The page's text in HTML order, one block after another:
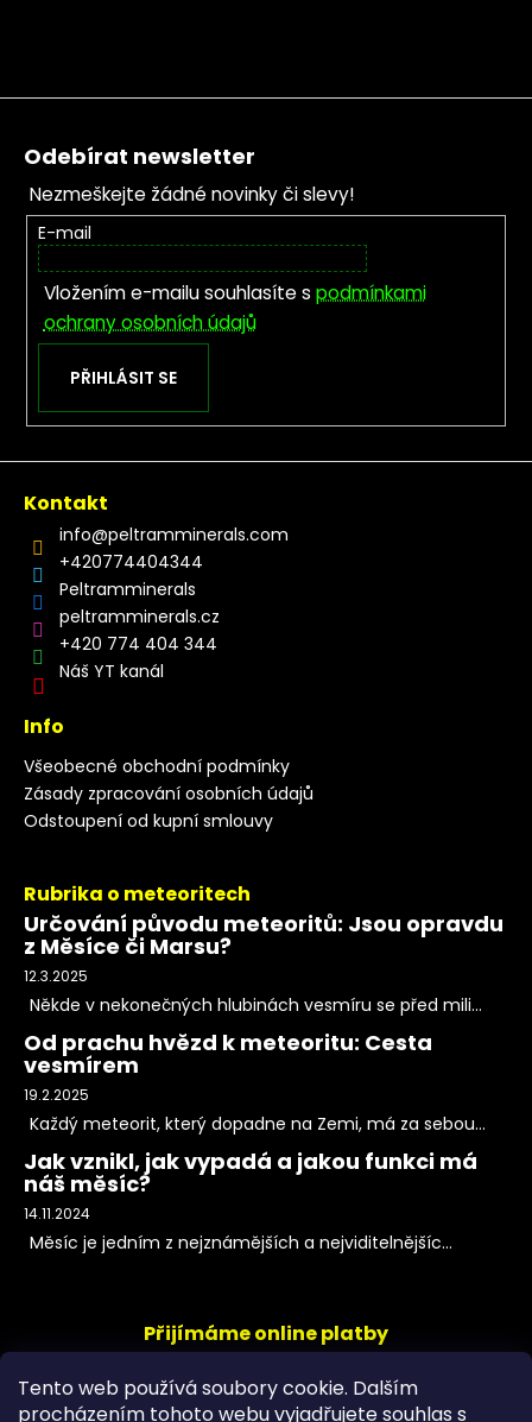
Tento web používá soubory cookie. Dalším
procházením tohoto webu vyjadřujete souhlas s
Zápatí
Odebírat newsletter
Nezmeškejte žádné novinky či slevy!
E-mail
Vložením e-mailu souhlasíte s podmínkami
ochrany osobních údajů
PŘIHLÁSIT SE
Kontakt
info@peltramminerals.com
+420774404344
Peltramminerals
peltramminerals.cz
+420 774 404 344
Náš YT kanál
Info
Všeobecné obchodní podmínky
Zásady zpracování osobních údajů
Odstoupení od kupní smlouvy
Rubrika o meteoritech
Určování původu meteoritů: Jsou opravdu
z Měsíce či Marsu?
12.3.2025
Někde v nekonečných hlubinách vesmíru se před mili...
Od prachu hvězd k meteoritu: Cesta
vesmírem
19.2.2025
Každý meteorit, který dopadne na Zemi, má za sebou...
Jak vznikl, jak vypadá a jakou funkci má
náš měsíc?
14.11.2024
Měsíc je jedním z nejznámějších a nejviditelnějšíc...
Přijímáme online platby